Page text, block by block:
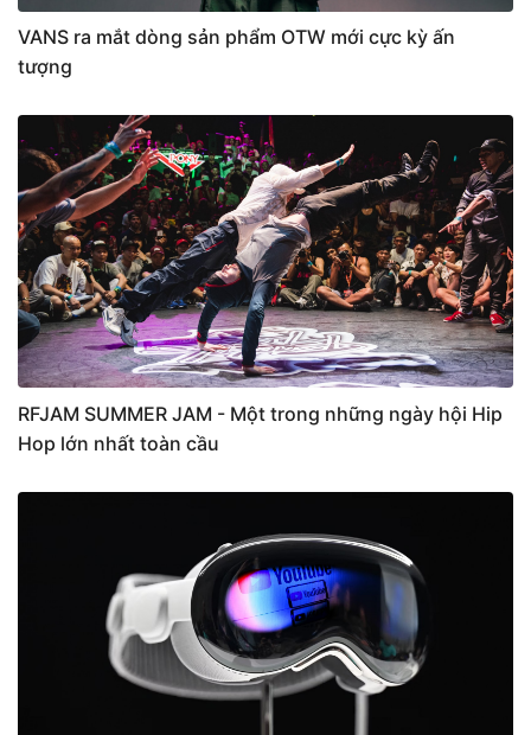
VANS ra mắt dòng sản phẩm OTW mới cực kỳ ấn
tượng
RFJAM SUMMER JAM - Một trong những ngày hội Hip
Hop lớn nhất toàn cầu